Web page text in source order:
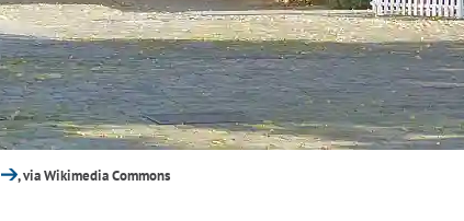
, via Wikimedia Commons